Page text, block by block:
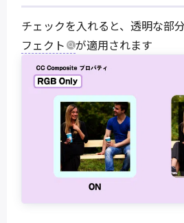
チェックを入れると、透明な部
フェクト
が適用されます